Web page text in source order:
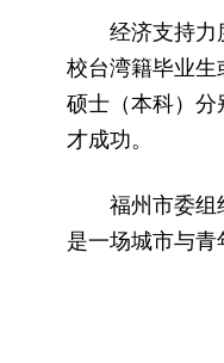
经济支持力
校台湾籍毕业生
硕士（本科）分
才成功。
福州市委组
是一场城市与青